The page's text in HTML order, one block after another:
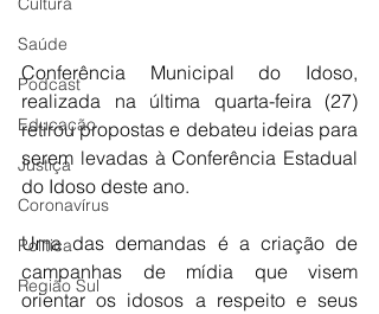
Saúde
Podcast
Educação
Justiça
Coronavírus
Política
Região Sul
Conferência Municipal do Idoso,
realizada na última quarta-feira (27)
retirou propostas e debateu ideias para
serem levadas à Conferência Estadual
do Idoso deste ano.
Uma das demandas é a criação de
campanhas de mídia que visem
orientar os idosos a respeito e seus